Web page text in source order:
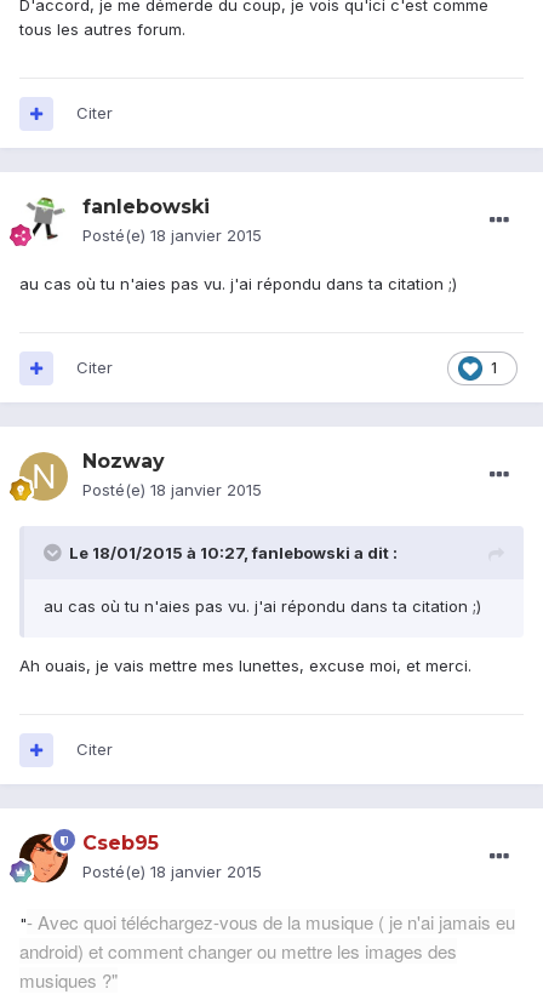
D'accord, je me démerde du coup, je vois qu'ici c'est comme
tous les autres forum.
Citer
fanlebowski
Posté(e) 18 janvier 2015
au cas où tu n'aies pas vu. j'ai répondu dans ta citation ;)
1
Citer
Nozway
Posté(e) 18 janvier 2015
Le 18/01/2015 à 10:27, fanlebowski a dit :
au cas où tu n'aies pas vu. j'ai répondu dans ta citation ;)
Ah ouais, je vais mettre mes lunettes, excuse moi, et merci.
Citer
Cseb95
Posté(e) 18 janvier 2015
"- Avec quoi téléchargez-vous de la musique ( je n'ai jamais eu
android) et comment changer ou mettre les images des
musiques ?"